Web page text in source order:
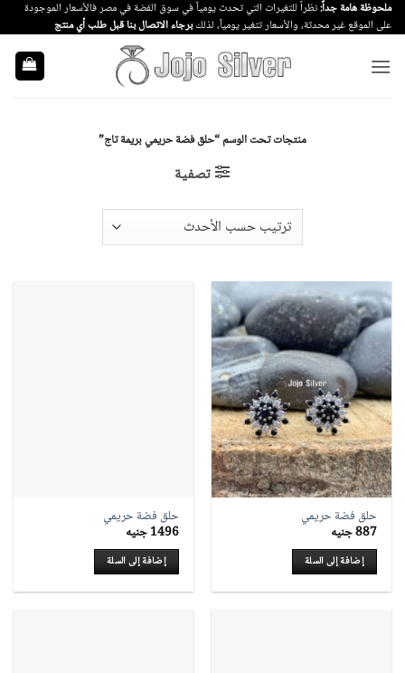
تخطي
للمحتوى
ملحوظة هامة جداً:نظراً للتغيرات التي تحدث يومياً في سوق الفضة في مصر فالأسعار الموجودة
على الموقع غير محدثة، والأسعار تتغير يومياً، لذلكبرجاء الاتصال بنا قبل طلب أي منتج
منتجات تحت الوسم “حلق فضة حريمي بريمة تاج”
تصفية
حلق فضة حريمي
887جنيه
إضافة إلى السلة
حلق فضة حريمي
1496جنيه
إضافة إلى السلة